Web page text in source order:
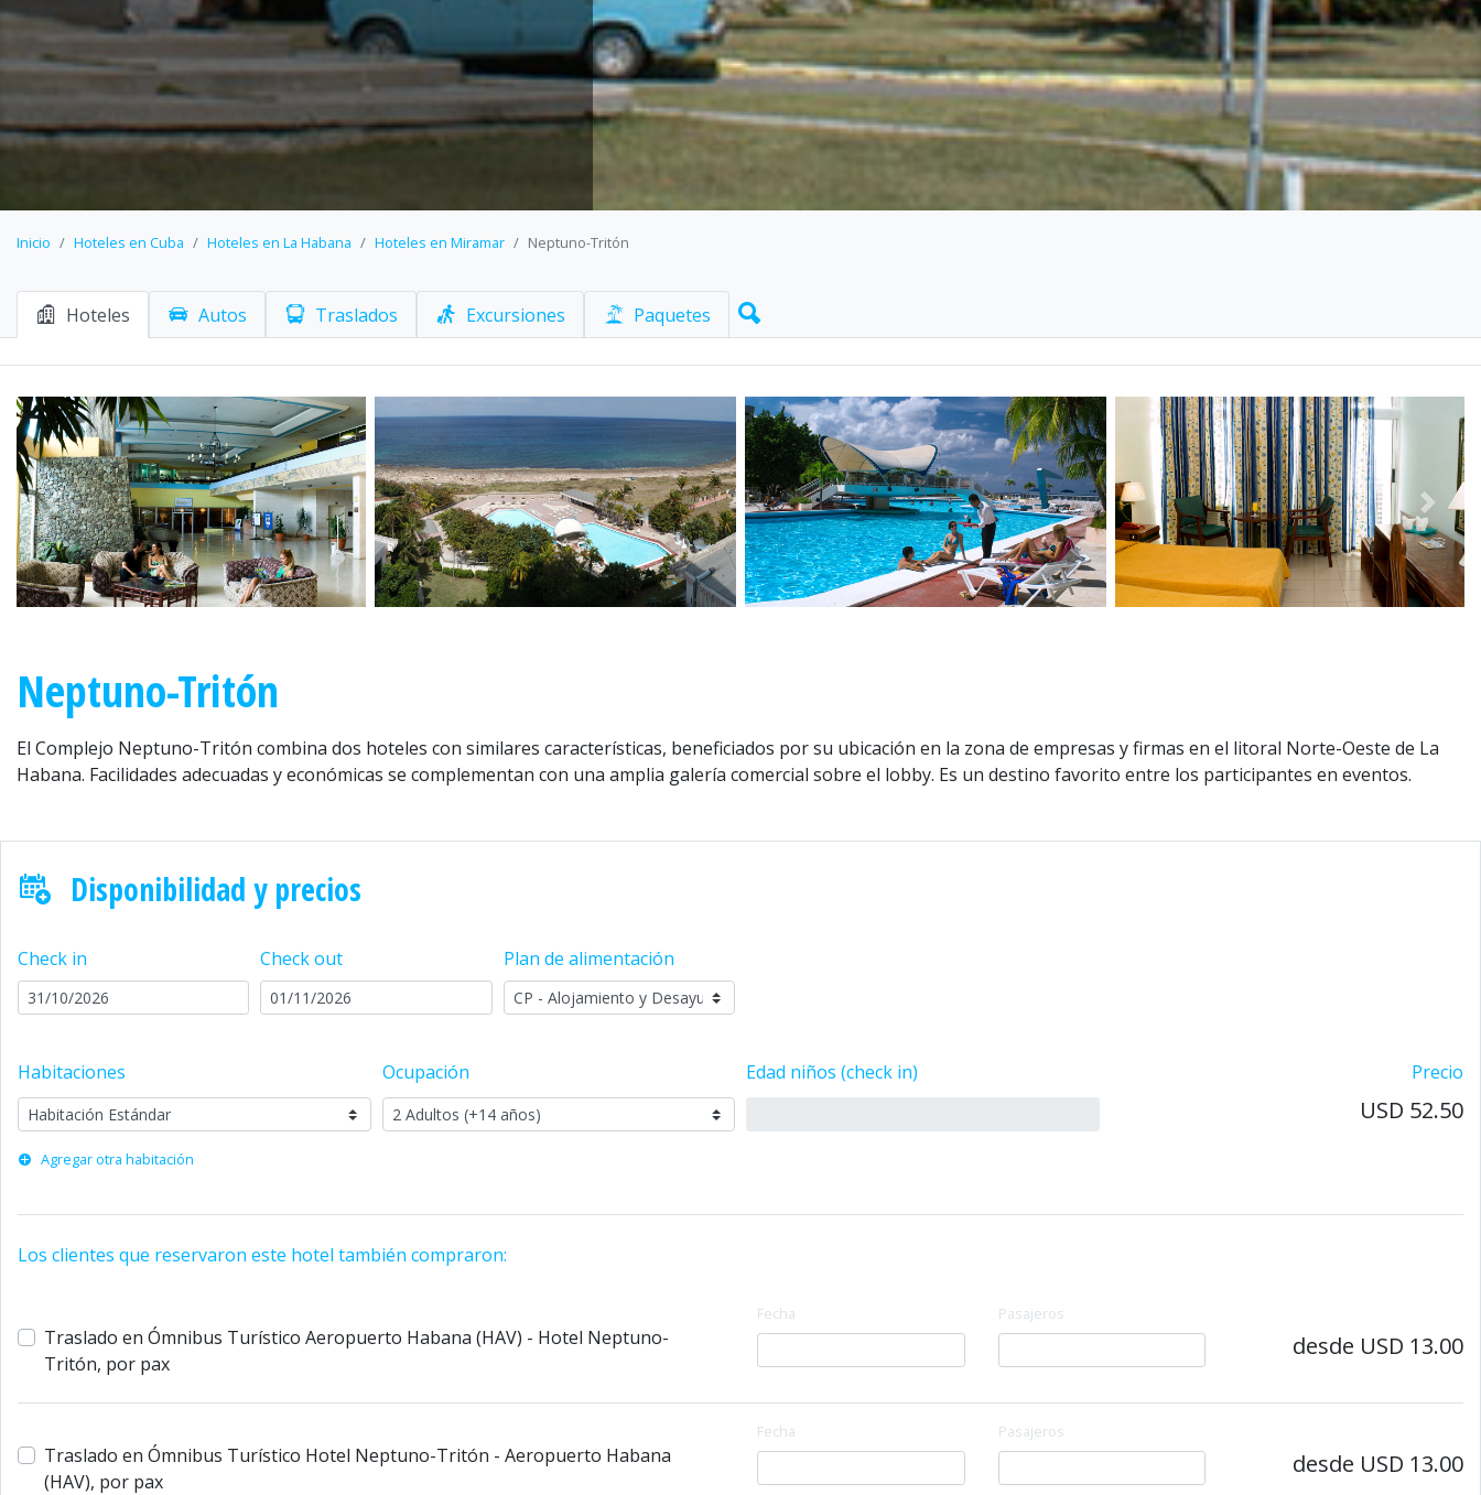
Inicio Hoteles en Cuba Hoteles en La Habana Hoteles en Miramar Neptuno-Tritón
Hoteles Autos Traslados Excursiones Paquetes
Anterior
Neptuno-Tritón
El Complejo Neptuno-Tritón combina dos hoteles con similares características, beneficiados por su ubicación en la zona de empresas y firmas en el litoral Norte-Oeste de La
Habana. Facilidades adecuadas y económicas se complementan con una amplia galería comercial sobre el lobby. Es un destino favorito entre los participantes en eventos.
Disponibilidad y precios
Check in Check out Plan de alimentación
Habitaciones Ocupación Edad niños (check in) Precio
USD 52.50
Agregar otra habitación
Los clientes que reservaron este hotel también compraron:
Traslado en Ómnibus Turístico Aeropuerto Habana (HAV) - Hotel Neptuno-
Tritón, por pax
Fecha Pasajeros
desde USD 13.00
Traslado en Ómnibus Turístico Hotel Neptuno-Tritón - Aeropuerto Habana
(HAV), por pax
Fecha Pasajeros
desde USD 13.00